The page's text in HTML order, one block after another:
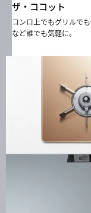
ザ・ココット
コンロ上でもグリルで
など誰でも気軽に。